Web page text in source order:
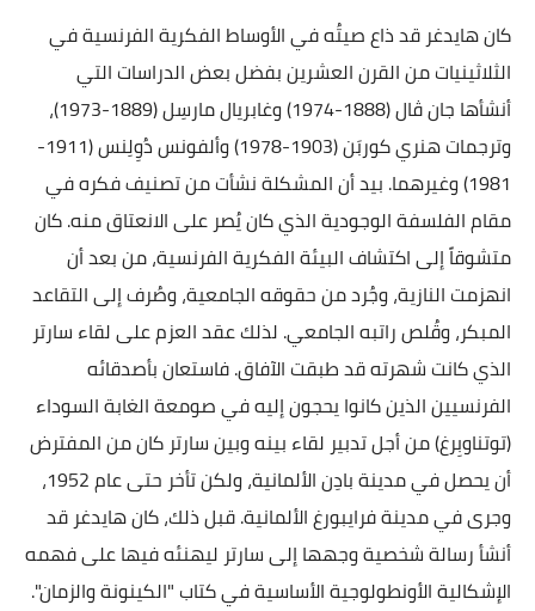
كان هايدغر قد ذاع صيتُه في الأوساط الفكرية الفرنسية في
الثلاثينيات من القرن العشرين بفضل بعض الدراسات التي
أنشأها جان ڤال (1888-1974) وغابريال مارسِل (1889-1973)،
وترجمات هنري كوربَن (1903-1978) وألفونس دُوِلِنس (1911-
1981) وغيرهما. بيد أن المشكلة نشأت من تصنيف فكره في
مقام الفلسفة الوجودية الذي كان يُصر على الانعتاق منه. كان
متشوقاً إلى اكتشاف البيئة الفكرية الفرنسية، من بعد أن
انهزمت النازية، وجُرد من حقوقه الجامعية، وصُرف إلى التقاعد
المبكر، وقُلص راتبه الجامعي. لذلك عقد العزم على لقاء سارتر
الذي كانت شهرته قد طبقت الآفاق. فاستعان بأصدقائه
الفرنسيين الذين كانوا يحجون إليه في صومعة الغابة السوداء
(توتناوبِرغ) من أجل تدبير لقاء بينه وبين سارتر كان من المفترض
أن يحصل في مدينة بادِن الألمانية، ولكن تأخر حتى عام 1952،
وجرى في مدينة فرايبورغ الألمانية. قبل ذلك، كان هايدغر قد
أنشأ رسالة شخصية وجهها إلى سارتر ليهنئه فيها على فهمه
الإشكالية الأونطولوجية الأساسية في كتاب "الكينونة والزمان".